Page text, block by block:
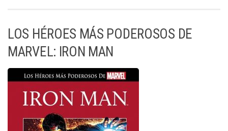
LOS HÉROES MÁS PODEROSOS DE
MARVEL: IRON MAN